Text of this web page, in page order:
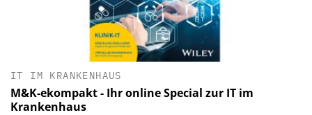
IT IM KRANKENHAUS
M&K-ekompakt - Ihr online Special zur IT im
Krankenhaus